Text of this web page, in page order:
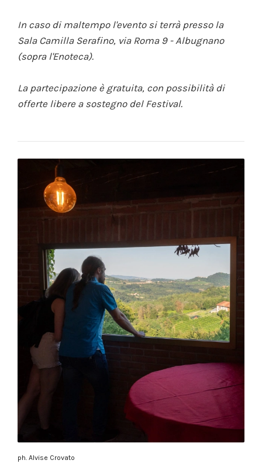
In caso di maltempo l'evento si terrà presso la
Sala Camilla Serafino, via Roma 9 - Albugnano
(sopra l'Enoteca).
La partecipazione è gratuita, con possibilità di
offerte libere a sostegno del Festival.
ph. Alvise Crovato